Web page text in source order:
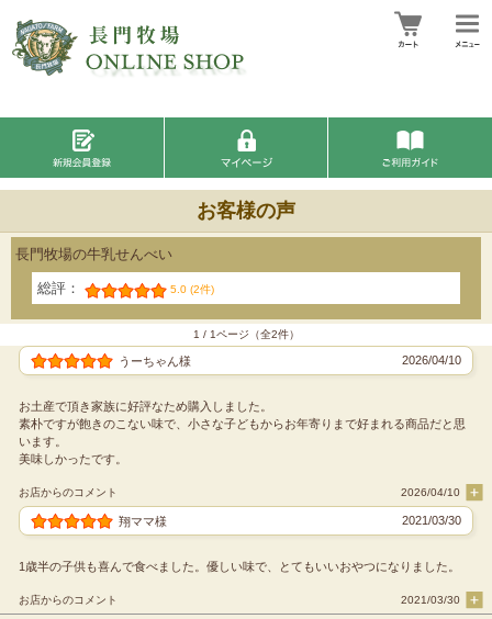
お客様の声
長門牧場の牛乳せんべい
総評： 5.0 (2件)
1 / 1ページ（全2件）
うーちゃん様 2026/04/10
お土産で頂き家族に好評なため購入しました。
素朴ですが飽きのこない味で、小さな子どもからお年寄りまで好まれる商品だと思
います。
美味しかったです。
お店からのコメント 2026/04/10
翔ママ様 2021/03/30
1歳半の子供も喜んで食べました。優しい味で、とてもいいおやつになりました。
お店からのコメント 2021/03/30